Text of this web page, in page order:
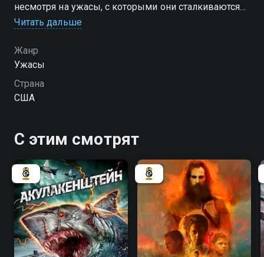
несмотря на ужасы, с которыми они сталкиваются
во время раскопок.
Читать дальше
Жанр
Ужасы
Страна
США
С этим смотрят